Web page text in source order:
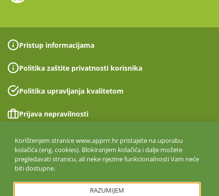
Pristup informacijama
Politika zaštite privatnosti korisnika
Politika upravljanja kvalitetom
Prijava nepravilnosti
Izjava o pristupačnosti
Politika informacijske sigurnosti
ISO 27001:2022
Korištenjem stranice www.apprrr.hr pristajete na uporabu
kolačića (eng. cookies). Blokiranjem kolačića i dalje možete
pregledavati stranicu, ali neke njezine funkcionalnosti Vam neće
biti dostupne.
RAZUMIJEM